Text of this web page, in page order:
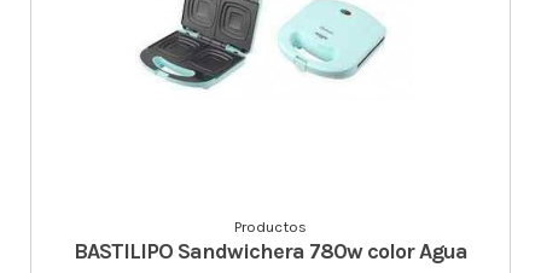
Productos
BASTILIPO Sandwichera 780w color Agua